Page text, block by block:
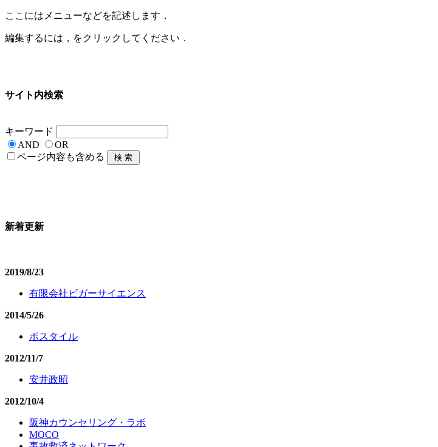
ここにはメニューなどを記述します．
編集するには，をクリックしてください．
サイト内検索
キーワード
AND
OR
ページ内容も含める
新着更新
2019/8/23
有限会社ビガーサイエンス
2014/5/26
ポスタイル
2012/11/7
安井政昭
2012/10/4
阪神カウンセリング・ラボ
MOCO